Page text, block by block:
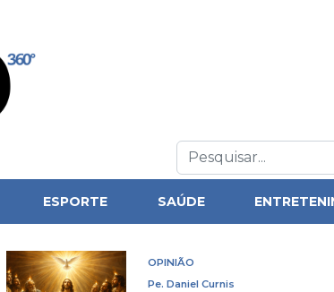
ESPORTE SAÚDE
OPINIÃO
Pe. Daniel Curnis